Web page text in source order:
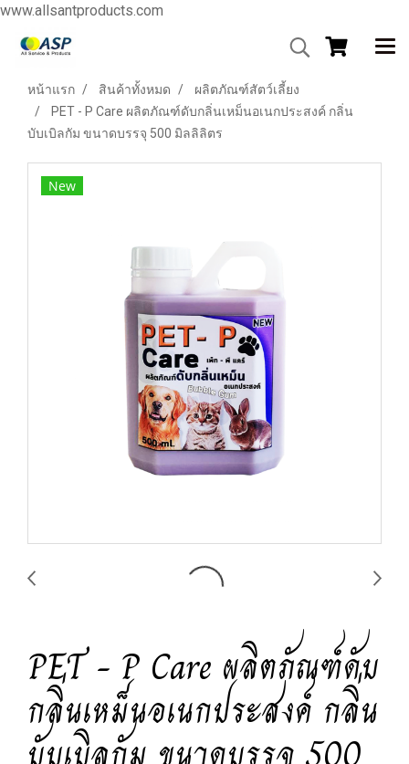
www.allsantproducts.com
หน้าแรก สินค้าทั้งหมด
ผลิตภัณฑ์สัตว์เลี้ยง
PET - P Care ผลิตภัณฑ์ดับกลิ่นเหม็นอเนกประสงค์ กลิ่น
บับเบิลกัม ขนาดบรรจุ 500 มิลลิลิตร
New
PET - P Care ผลิตภัณฑ์ดับ
กลิ่นเหม็นอเนกประสงค์ กลิ่น